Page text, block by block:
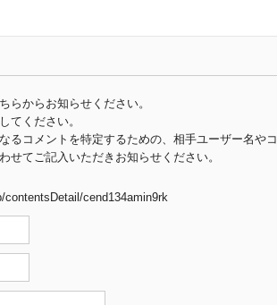
らからお知らせください。
てください。
るコメントを特定するための、相手ユーザー名やコ
せてご記入いただきお知らせください。
contentsDetail/cend134amin9rk